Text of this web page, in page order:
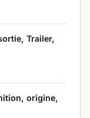
Trailer,
origine,